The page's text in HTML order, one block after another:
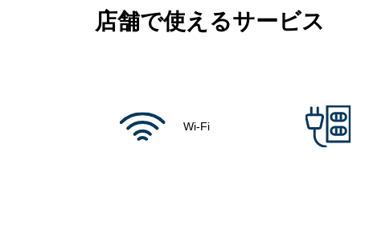
店舗で使えるサービス
Wi-Fi